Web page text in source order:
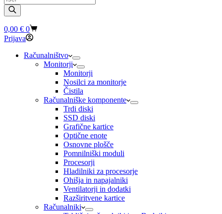
search
Shopping
cart
0,00 € 0
Prijava
Računalništvo
Monitorji
Monitorji
Nosilci za monitorje
Čistila
Računalniške komponente
Trdi diski
SSD diski
Grafične kartice
Optične enote
Osnovne plošče
Pomnilniški moduli
Procesorji
Hladilniki za procesorje
Ohišja in napajalniki
Ventilatorji in dodatki
Razširitvene kartice
Računalniki